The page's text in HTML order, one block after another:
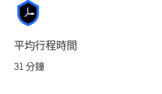
平均行程時間
31 分鐘